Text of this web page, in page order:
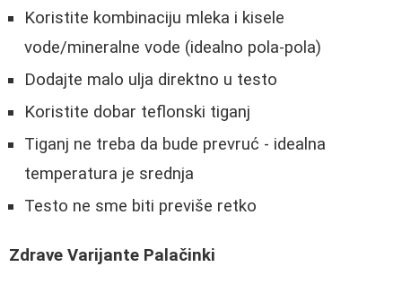
Koristite kombinaciju mleka i kisele
vode/mineralne vode (idealno pola-pola)
Dodajte malo ulja direktno u testo
Koristite dobar teflonski tiganj
Tiganj ne treba da bude prevruć - idealna
temperatura je srednja
Testo ne sme biti previše retko
Zdrave Varijante Palačinki